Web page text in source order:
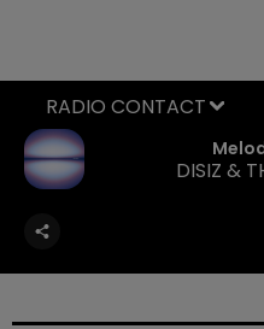
DISIZ &